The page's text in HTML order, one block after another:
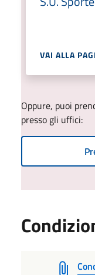
VAI ALLA
Oppure, puoi
presso gli uffici: